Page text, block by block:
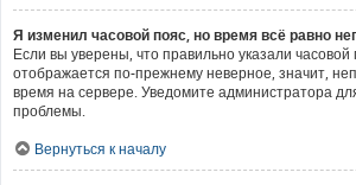
Я изменил часовой пояс, но время всё равно
Если вы уверены, что правильно указали часовой
отображается по-прежнему неверное, значит,
время на сервере. Уведомите администратора
проблемы.
Вернуться к началу